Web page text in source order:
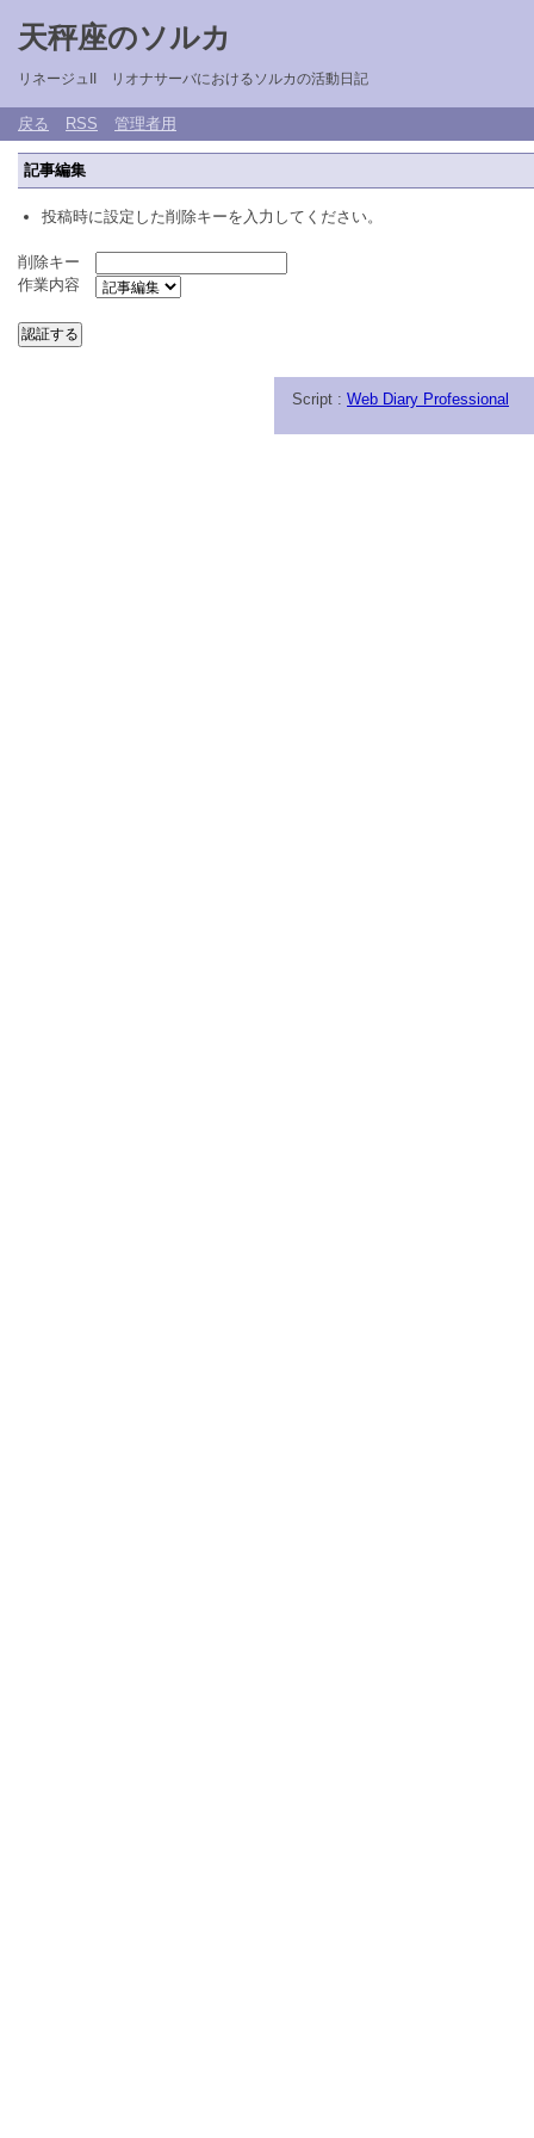
天秤座のソルカ
リネージュII リオナサーバにおけるソルカの活動日記
戻る RSS 管理者用
記事編集
投稿時に設定した削除キーを入力してください。
削除キー
作業内容
Script : Web Diary Professional